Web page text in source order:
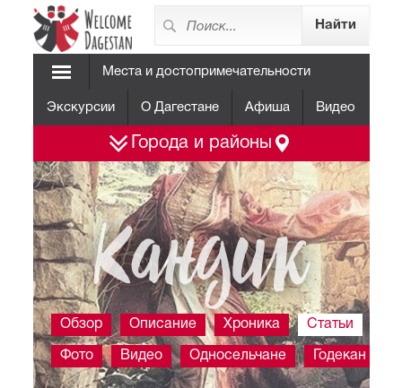
Места и достопримечательности
Экскурсии О Дагестане Афиша Видео
Города и районы
Кандик
Обзор Описание Хроника Статьи
Фото Видео Односельчане Годекан